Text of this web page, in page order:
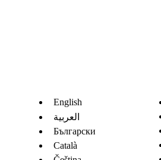
English
العربية
Български
Català